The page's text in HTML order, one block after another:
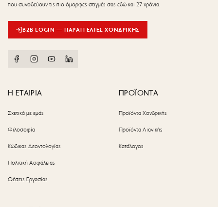
που συνοδεύουν τις πιο όμορφες στιγμές σας εδώ και 27 χρόνια.
B2B LOGIN — ΠΑΡΑΓΓΕΛΊΕΣ ΧΟΝΔΡΙΚΉΣ
Η ΕΤΑΙΡΙΑ
Σχετικά με εμάς
Φιλοσοφία
Κώδικας Δεοντολογίας
Πολιτική Ασφάλειας
Θέσεις Εργασίας
ΠΡΟΪΟΝΤΑ
Προϊόντα Χονδρικής
Προϊόντα Λιανικής
Κατάλογος